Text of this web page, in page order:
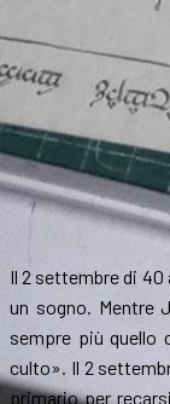
Il 2 settembre di 40
un sogno. Mentre
sempre più quello
culto». Il 2
primario per